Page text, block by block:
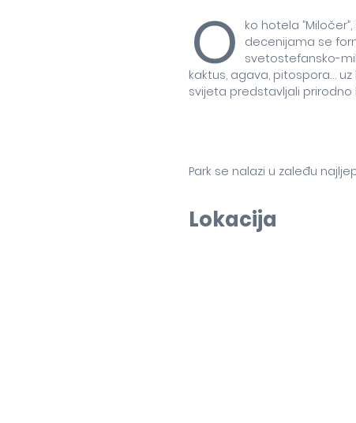
O
ko hotela
decenijama se
svetostefansko-
kaktus, agava, pitospora…
svijeta predstavljali
Park se nalazi u zaleđu
Lokacija